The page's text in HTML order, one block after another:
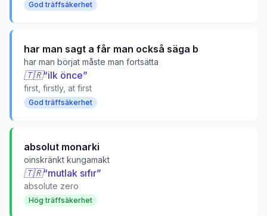
God träffsäkerhet
har man sagt a får man också säga b
har man börjat måste man fortsätta
🇹🇷“ilk önce”
first, firstly, at first
God träffsäkerhet
absolut monarki
oinskränkt kungamakt
🇹🇷“mutlak sıfır”
absolute zero
Hög träffsäkerhet